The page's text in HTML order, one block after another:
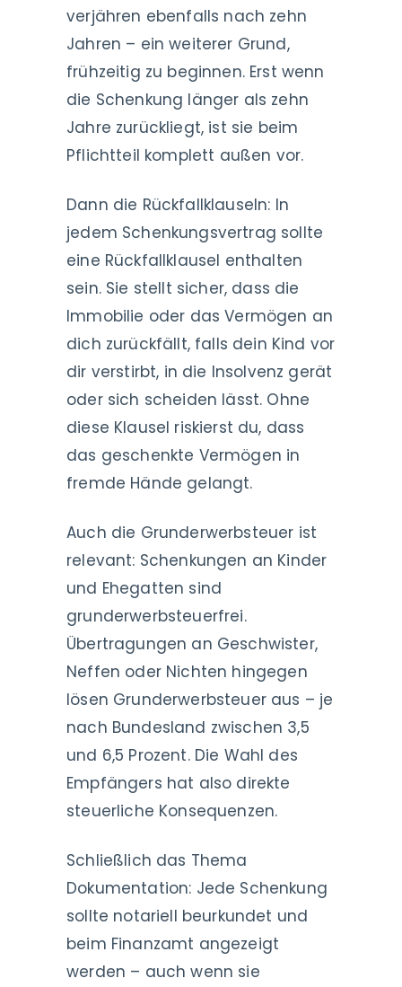
verjähren ebenfalls nach zehn
Jahren – ein weiterer Grund,
frühzeitig zu beginnen. Erst wenn
die Schenkung länger als zehn
Jahre zurückliegt, ist sie beim
Pflichtteil komplett außen vor.
Dann die Rückfallklauseln: In
jedem Schenkungsvertrag sollte
eine Rückfallklausel enthalten
sein. Sie stellt sicher, dass die
Immobilie oder das Vermögen an
dich zurückfällt, falls dein Kind vor
dir verstirbt, in die Insolvenz gerät
oder sich scheiden lässt. Ohne
diese Klausel riskierst du, dass
das geschenkte Vermögen in
fremde Hände gelangt.
Auch die Grunderwerbsteuer ist
relevant: Schenkungen an Kinder
und Ehegatten sind
grunderwerbsteuerfrei.
Übertragungen an Geschwister,
Neffen oder Nichten hingegen
lösen Grunderwerbsteuer aus – je
nach Bundesland zwischen 3,5
und 6,5 Prozent. Die Wahl des
Empfängers hat also direkte
steuerliche Konsequenzen.
Schließlich das Thema
Dokumentation: Jede Schenkung
sollte notariell beurkundet und
beim Finanzamt angezeigt
werden – auch wenn sie